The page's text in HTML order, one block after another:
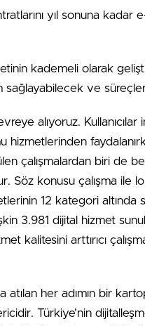
yıl sonuna kadar
kademeli olarak
sağlayabilecek ve
alıyoruz.
hizmetlerinden
çalışmalardan biri de
Söz konusu çalışma ile
12 kategori altında
3.981 dijital hizmet
kalitesini arttırıcı
atılan her adımın bir
Türkiye’nin